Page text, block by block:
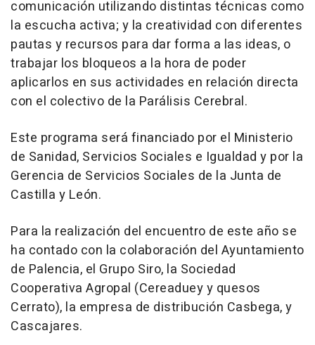
comunicación utilizando distintas técnicas como
la escucha activa; y la creatividad con diferentes
pautas y recursos para dar forma a las ideas, o
trabajar los bloqueos a la hora de poder
aplicarlos en sus actividades en relación directa
con el colectivo de la Parálisis Cerebral.
Este programa será financiado por el Ministerio
de Sanidad, Servicios Sociales e Igualdad y por la
Gerencia de Servicios Sociales de la Junta de
Castilla y León.
Para la realización del encuentro de este año se
ha contado con la colaboración del Ayuntamiento
de Palencia, el Grupo Siro, la Sociedad
Cooperativa Agropal (Cereaduey y quesos
Cerrato), la empresa de distribución Casbega, y
Cascajares.